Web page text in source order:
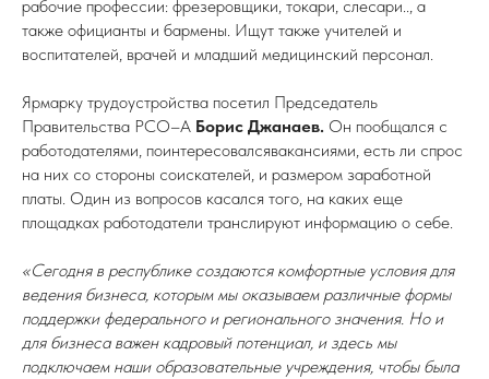
рабочие профессии: фрезеровщики, токари, слесари.., а
также официанты и бармены. Ищут также учителей и
воспитателей, врачей и младший медицинский персонал.
Ярмарку трудоустройства посетил Председатель
Правительства РСО–А Борис Джанаев. Он пообщался с
работодателями, поинтересовалсявакансиями, есть ли спрос
на них со стороны соискателей, и размером заработной
платы. Один из вопросов касался того, на каких еще
площадках работодатели транслируют информацию о себе.
«Сегодня в республике создаются комфортные условия для
ведения бизнеса, которым мы оказываем различные формы
поддержки федерального и регионального значения. Но и
для бизнеса важен кадровый потенциал, и здесь мы
подключаем наши образовательные учреждения, чтобы была